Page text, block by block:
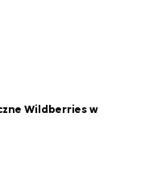
Wildberries w